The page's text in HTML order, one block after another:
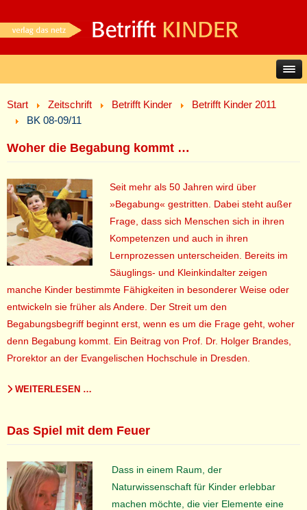
Start Zeitschrift Betrifft Kinder
Betrifft Kinder 2011
BK 08-09/11
Woher die Begabung kommt …
Seit mehr als 50 Jahren wird über
»Begabung« gestritten. Dabei steht außer
Frage, dass sich Menschen sich in ihren
Kompetenzen und auch in ihren
Lernprozessen unterscheiden. Bereits im
Säuglings- und Kleinkindalter zeigen
manche Kinder bestimmte Fähigkeiten in besonderer Weise oder
entwickeln sie früher als Andere. Der Streit um den
Begabungsbegriff beginnt erst, wenn es um die Frage geht, woher
denn Begabung kommt. Ein Beitrag von Prof. Dr. Holger Brandes,
Prorektor an der Evangelischen Hochschule in Dresden.
WEITERLESEN …
Das Spiel mit dem Feuer
Dass in einem Raum, der
Naturwissenschaft für Kinder erlebbar
machen möchte, die vier Elemente eine